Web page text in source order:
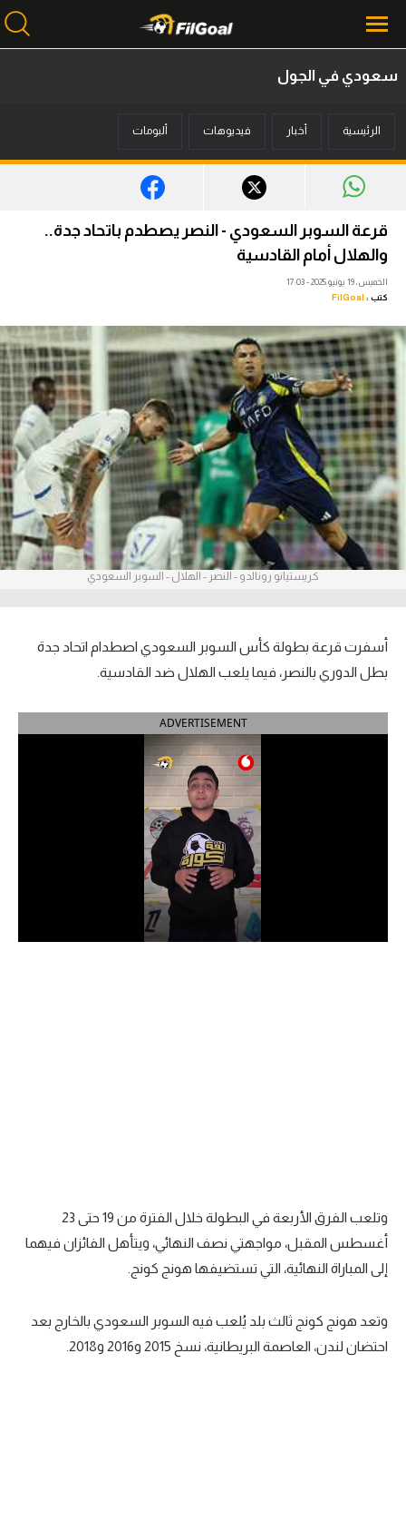
أخبار
ميركاتو
فانتازي في الجول
مسابقة التوقعات
فيديوهات
عدسات
آراء حرة
ركن الألعاب
بطولات
أمريكا 2026
الدوري الإنجليزي الممتاز
الدوري الإسباني
الدوري السعودي للمحترفين
سعودي في الجول
الدوري الإنجليزي
الدوري الإسباني
دوري أبطال أوروبا
سعودي في الجول
الرئيسية أخبار فيديوهات ألبومات
قرعة السوبر السعودي - النصر يصطدم باتحاد جدة..
والهلال أمام القادسية
الخميس، 19 يونيو 2025 - 17:03
كتب : FilGoal
كريستيانو رونالدو - النصر - الهلال - السوبر السعودي
أسفرت قرعة بطولة كأس السوبر السعودي اصطدام اتحاد جدة
بطل الدوري بالنصر، فيما يلعب الهلال ضد القادسية.
ADVERTISEMENT
وتلعب الفرق الأربعة في البطولة خلال الفترة من 19 حتى 23
أغسطس المقبل، مواجهتي نصف النهائي، ويتأهل الفائزان فيهما
إلى المباراة النهائية، التي تستضيفها هونج كونج.
وتعد هونج كونج ثالث بلد يُلعب فيه السوبر السعودي بالخارج بعد
احتضان لندن، العاصمة البريطانية، نسخ 2015 و2016 و2018.